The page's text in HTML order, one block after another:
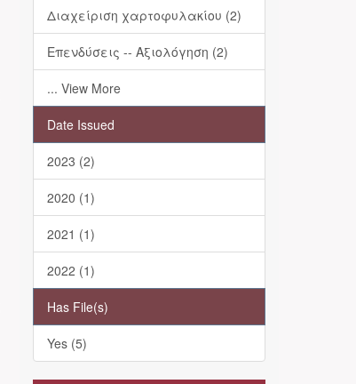
Διαχείριση χαρτοφυλακίου (2)
Επενδύσεις -- Αξιολόγηση (2)
... View More
Date Issued
2023 (2)
2020 (1)
2021 (1)
2022 (1)
Has File(s)
Yes (5)